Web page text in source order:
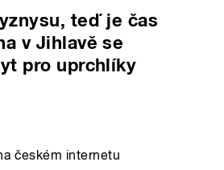
teď je čas
v Jihlavě se
pro uprchlíky
českém internetu